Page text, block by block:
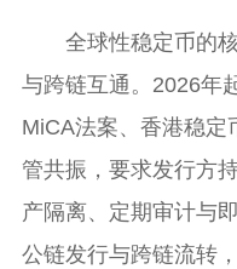
全球性稳定币的
与跨链互通。2026年
MiCA法案、香港稳定
管共振，要求发行方
产隔离、定期审计与
公链发行与跨链流转